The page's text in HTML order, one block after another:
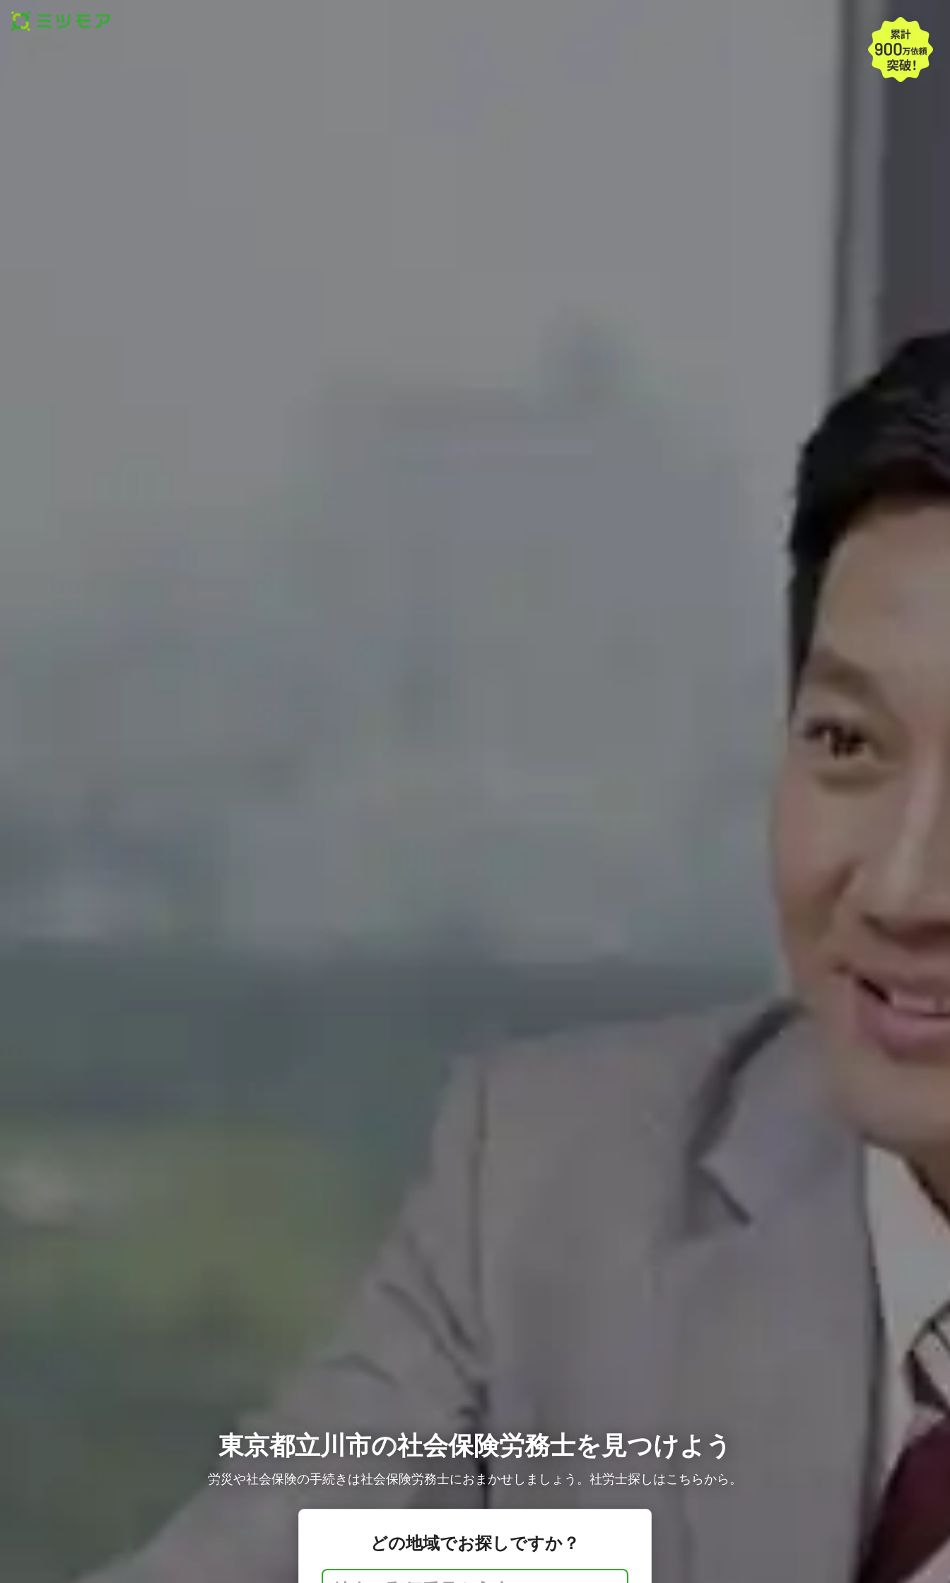
東京都立川市の社会保険労務士を見つけよう
労災や社会保険の手続きは社会保険労務士におまかせしましょう。社労士探しはこちらから。
どの地域でお探しですか？